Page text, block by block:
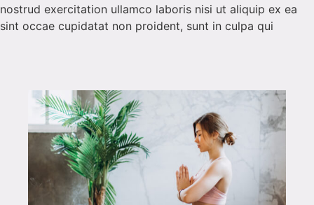
nostrud exercitation ullamco laboris nisi ut aliquip ex ea
sint occae cupidatat non proident, sunt in culpa qui